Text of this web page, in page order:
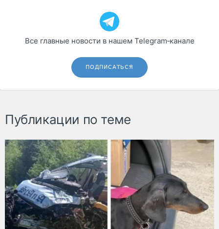
Все главные новости в нашем Telegram‑канале
ПОДПИСАТЬСЯ
Публикации по теме